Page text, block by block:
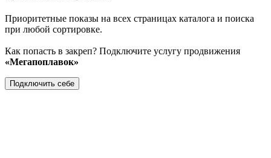
Приоритетные показы на всех страницах каталога и поиска
при любой сортировке.
Как попасть в закреп? Подключите услугу продвижения
«Мегапоплавок»
Подключить себе